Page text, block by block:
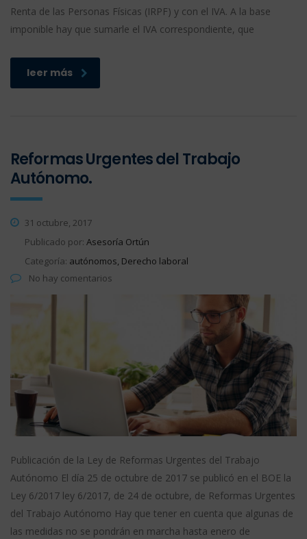
Renta de las Personas Físicas (IRPF) y con el IVA. A la base
imponible hay que sumarle el IVA correspondiente, que
leer más
Reformas Urgentes del Trabajo
Autónomo.
31 octubre, 2017
Publicado por: Asesoría Ortún
Categoría: autónomos, Derecho laboral
No hay comentarios
Publicación de la Ley de Reformas Urgentes del Trabajo
Autónomo El día 25 de octubre de 2017 se publicó en el BOE la
Ley 6/2017 ley 6/2017, de 24 de octubre, de Reformas Urgentes
del Trabajo Autónomo Hay que tener en cuenta que algunas de
las medidas no se pondrán en marcha hasta enero de